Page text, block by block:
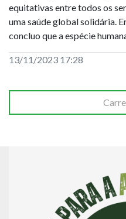
equitativas entre todos os
uma saúde global solidária.
concluo que a espécie
13/11/2023 17:28